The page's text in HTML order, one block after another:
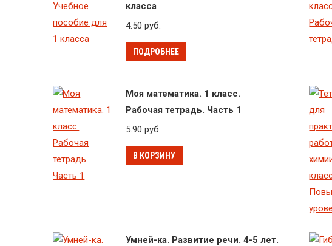
класса
4.50руб.
ПОДРОБНЕЕ
Моя математика. 1 класс.
Рабочая тетрадь. Часть 1
5.90руб.
В КОРЗИНУ
Умней-ка. Развитие речи. 4-5 лет.